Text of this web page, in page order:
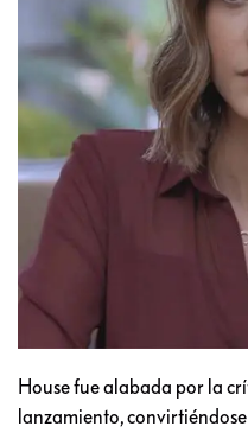
House fue alabada por la
lanzamiento,